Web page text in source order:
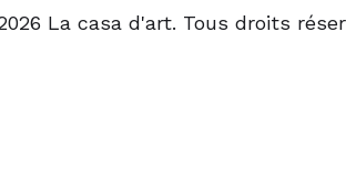
La casa d'art. Tous droits